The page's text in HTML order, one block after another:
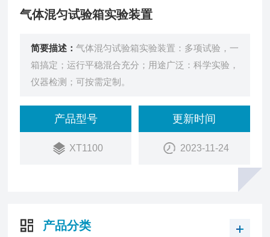
气体混匀试验箱实验装置
简要描述：气体混匀试验箱实验装置：多项试验，一
箱搞定；运行平稳混合充分；用途广泛：科学实验，
仪器检测；可按需定制。
产品型号
XT1100
更新时间
2023-11-24
产品分类